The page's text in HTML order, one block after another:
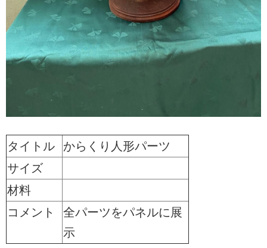
タイトル
からくり人形パーツ
サイズ
材料
コメント
全パーツをパネルに展
示